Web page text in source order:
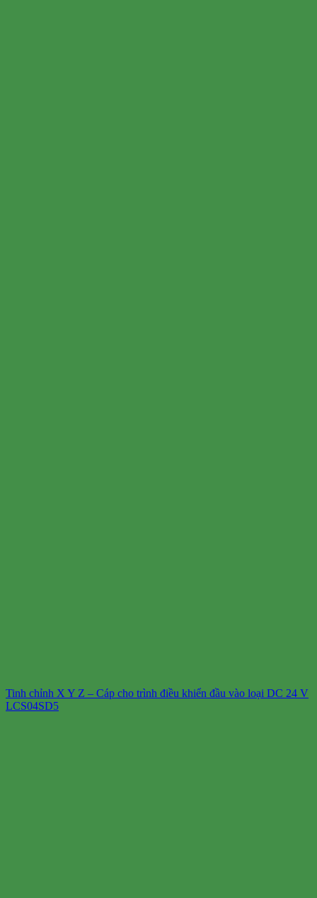
Tinh chỉnh X Y Z – Cáp cho trình điều khiển đầu vào loại DC 24 V
LCS04SD5